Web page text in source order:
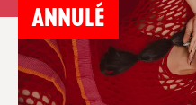
ANNULÉ